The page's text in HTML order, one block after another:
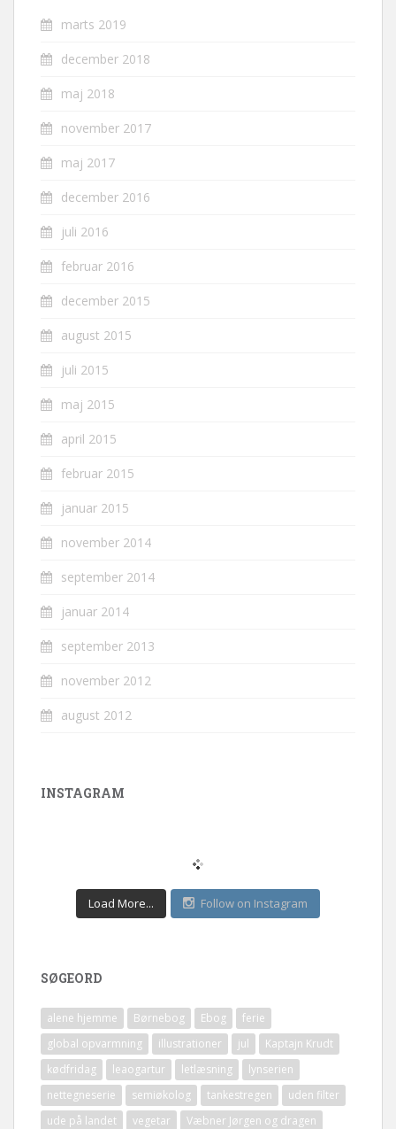
marts 2019
december 2018
maj 2018
november 2017
maj 2017
december 2016
juli 2016
februar 2016
december 2015
august 2015
juli 2015
maj 2015
april 2015
februar 2015
januar 2015
november 2014
september 2014
januar 2014
september 2013
november 2012
august 2012
INSTAGRAM
Load More... Follow on Instagram
SØGEORD
alene hjemme Børnebog Ebog
ferie
global opvarmning
illustrationer jul
Kaptajn Krudt
kødfridag
leaogartur letlæsning
lynserien
nettegneserie
semiøkolog tankestregen
uden filter
ude på landet
vegetar Væbner Jørgen og dragen